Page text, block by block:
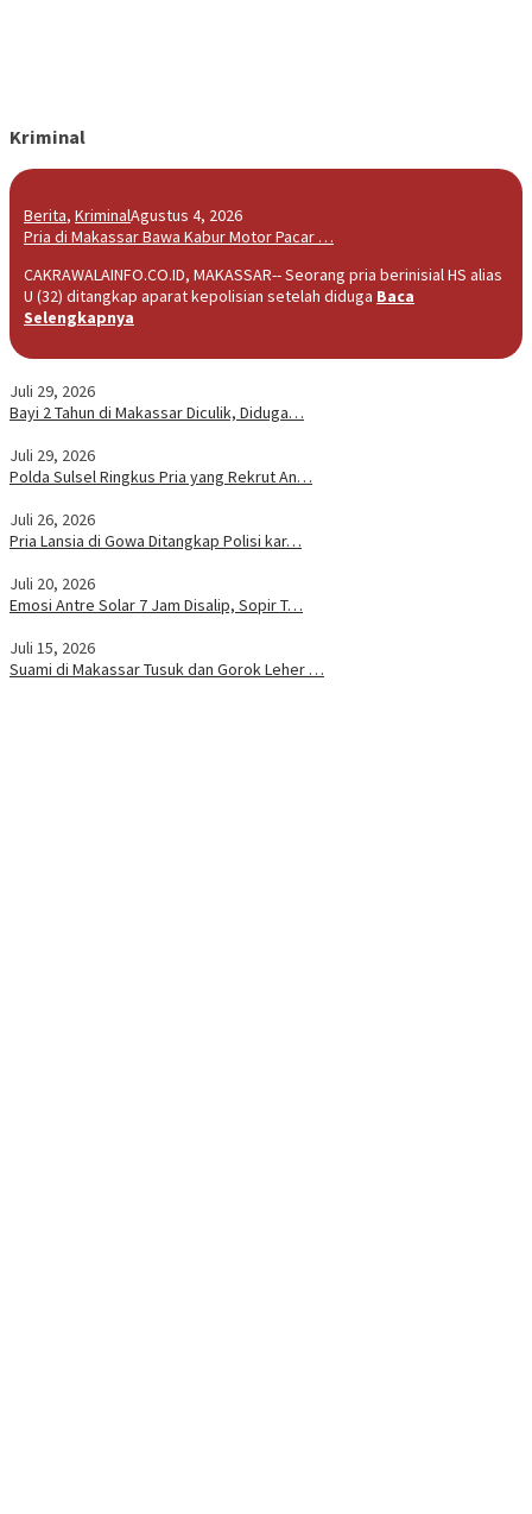
Kriminal
Berita, KriminalAgustus 4, 2026
Pria di Makassar Bawa Kabur Motor Pacar …
CAKRAWALAINFO.CO.ID, MAKASSAR-- Seorang pria berinisial HS alias
U (32) ditangkap aparat kepolisian setelah diduga Baca
Selengkapnya
Juli 29, 2026
Bayi 2 Tahun di Makassar Diculik, Diduga…
Juli 29, 2026
Polda Sulsel Ringkus Pria yang Rekrut An…
Juli 26, 2026
Pria Lansia di Gowa Ditangkap Polisi kar…
Juli 20, 2026
Emosi Antre Solar 7 Jam Disalip, Sopir T…
Juli 15, 2026
Suami di Makassar Tusuk dan Gorok Leher …